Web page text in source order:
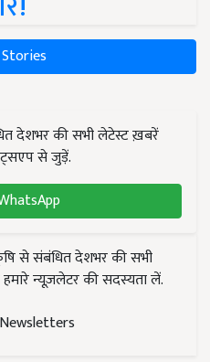
देशभर की सभी लेटेस्ट ख़बरें
से जुड़ें.
से संबंधित देशभर की सभी
न्यूज़लेटर की सदस्यता लें.